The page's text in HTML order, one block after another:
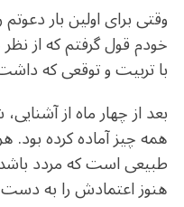
وقتی برای اولین بار
خودم قول گرفتم که از
با تربیت و توقعی که
بعد از چهار ماه از
همه چیز آماده کرده
طبیعی است که مردد
هنوز اعتمادش را به دست